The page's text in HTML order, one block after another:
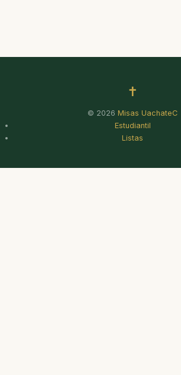
✝
© 2026 Misas UachateC
Estudiantil
Listas